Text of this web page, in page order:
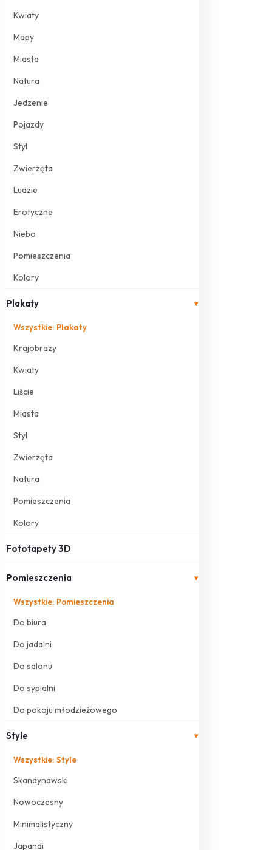
Kwiaty
Mapy
Miasta
Natura
Jedzenie
Pojazdy
Styl
Zwierzęta
Ludzie
Erotyczne
Niebo
Pomieszczenia
Kolory
Plakaty ▾
Wszystkie: Plakaty
Krajobrazy
Kwiaty
Liście
Miasta
Styl
Zwierzęta
Natura
Pomieszczenia
Kolory
Fototapety 3D
Pomieszczenia ▾
Wszystkie: Pomieszczenia
Do biura
Do jadalni
Do salonu
Do sypialni
Do pokoju młodzieżowego
Style ▾
Wszystkie: Style
Skandynawski
Nowoczesny
Minimalistyczny
Japandi